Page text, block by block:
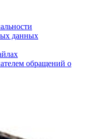
данных
обращений о